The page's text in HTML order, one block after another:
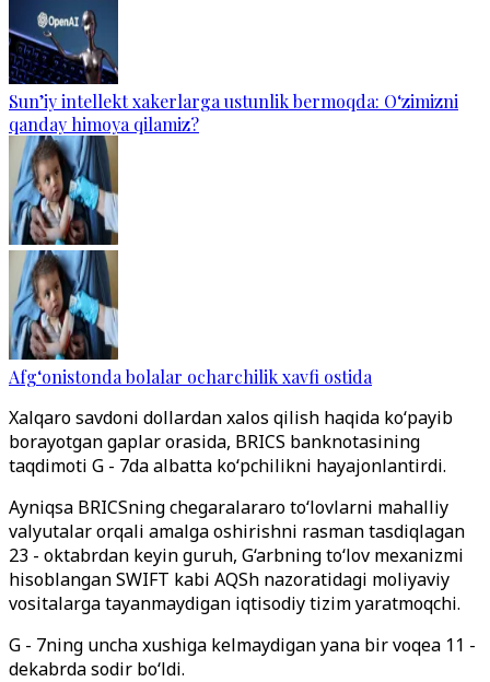
Sun’iy intellekt xakerlarga ustunlik bermoqda: O‘zimizni
qanday himoya qilamiz?
Afg‘onistonda bolalar ocharchilik xavfi ostida
Xalqaro savdoni dollardan xalos qilish haqida ko‘payib
borayotgan gaplar orasida, BRICS banknotasining
taqdimoti G - 7da albatta ko‘pchilikni hayajonlantirdi.
Ayniqsa BRICSning chegaralararo to‘lovlarni mahalliy
valyutalar orqali amalga oshirishni rasman tasdiqlagan
23 - oktabrdan keyin guruh, G‘arbning to‘lov mexanizmi
hisoblangan SWIFT kabi AQSh nazoratidagi moliyaviy
vositalarga tayanmaydigan iqtisodiy tizim yaratmoqchi.
G - 7ning uncha xushiga kelmaydigan yana bir voqea 11 -
dekabrda sodir bo‘ldi.